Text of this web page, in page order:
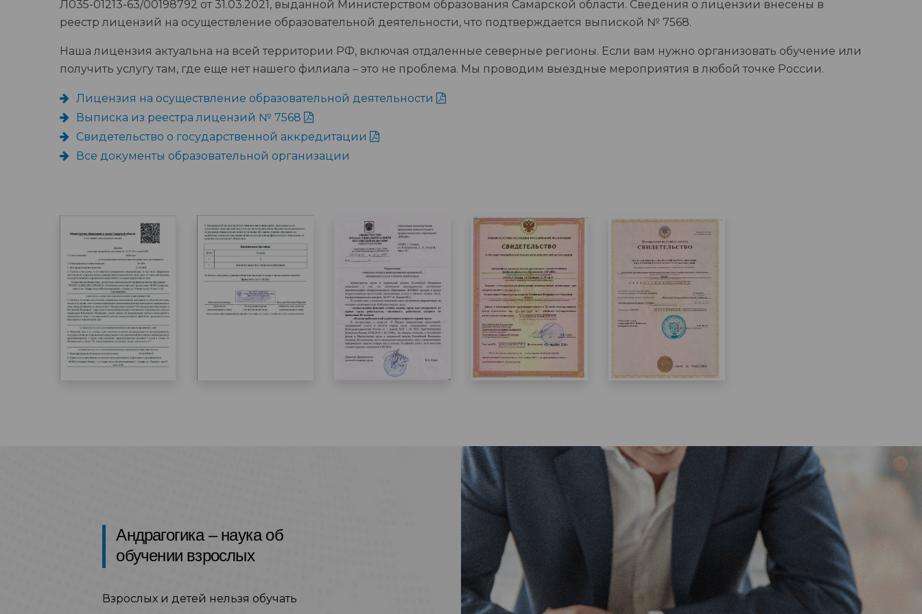
Л035-01213-63/00198792 от 31.03.2021, выданной Министерством образования Самарской области. Сведения о лицензии внесены в
реестр лицензий на осуществление образовательной деятельности, что подтверждается выпиской № 7568.
Наша лицензия актуальна на всей территории РФ, включая отдаленные северные регионы. Если вам нужно организовать обучение или
получить услугу там, где еще нет нашего филиала – это не проблема. Мы проводим выездные мероприятия в любой точке России.
Лицензия на осуществление образовательной деятельности
Выписка из реестра лицензий № 7568
Свидетельство о государственной аккредитации
Все документы образовательной организации
Андрагогика – наука об
обучении взрослых
Взрослых и детей нельзя обучать